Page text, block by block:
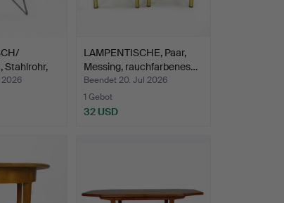
Stahlrohr,
2026
LAMPENTISCHE, Paar,
Messing, rauchfarbenes…
Beendet 20. Jul 2026
1 Gebot
32 USD